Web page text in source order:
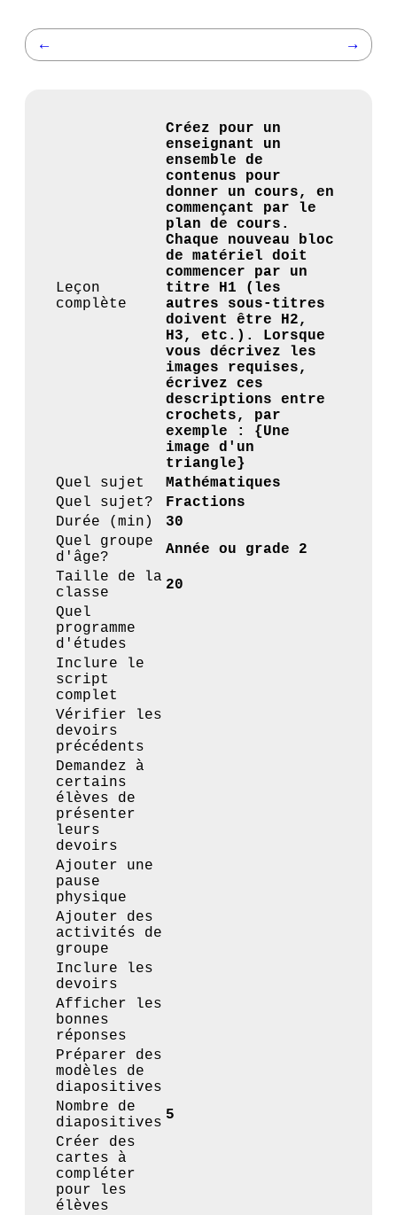
← →
Leçon
complète
Créez pour un
enseignant un
ensemble de
contenus pour
donner un cours, en
commençant par le
plan de cours.
Chaque nouveau bloc
de matériel doit
commencer par un
titre H1 (les
autres sous-titres
doivent être H2,
H3, etc.). Lorsque
vous décrivez les
images requises,
écrivez ces
descriptions entre
crochets, par
exemple : {Une
image d'un
triangle}
Quel sujet
Mathématiques
Quel sujet?
Fractions
Durée (min)
30
Quel groupe
d'âge?
Année ou grade 2
Taille de la
classe
20
Quel
programme
d'études
Inclure le
script
complet
Vérifier les
devoirs
précédents
Demandez à
certains
élèves de
présenter
leurs
devoirs
Ajouter une
pause
physique
Ajouter des
activités de
groupe
Inclure les
devoirs
Afficher les
bonnes
réponses
Préparer des
modèles de
diapositives
Nombre de
diapositives 5
Créer des
cartes à
compléter
pour les
élèves